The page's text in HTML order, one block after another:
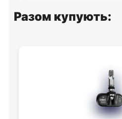
Разом купують: